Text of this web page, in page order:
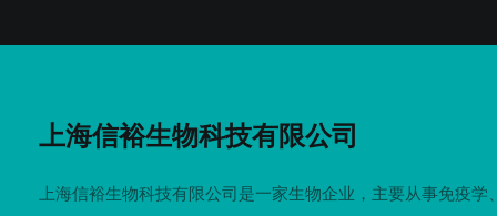
上海信裕生物科技有限公司
上海信裕生物科技有限公司是一家生物企业，主要从事免疫学